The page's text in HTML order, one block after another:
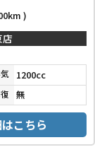
)
1200cc
無
こちら